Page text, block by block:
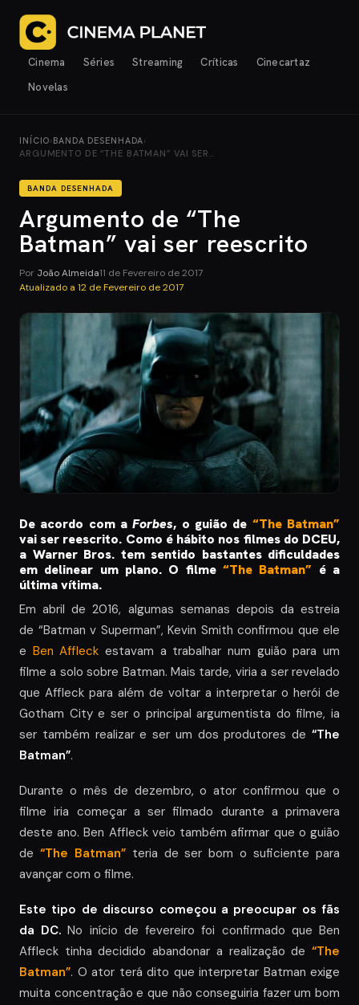
Cinema Séries Streaming Críticas
Cinecartaz
Novelas
INÍCIO› BANDA DESENHADA›
ARGUMENTO DE “THE BATMAN” VAI SER…
BANDA DESENHADA
Argumento de “The
Batman” vai ser reescrito
Por João Almeida11 de Fevereiro de 2017
Atualizado a 12 de Fevereiro de 2017
De acordo com aForbes, o guião de “The Batman”
vai ser reescrito. Como é hábito nos filmes do DCEU,
a Warner Bros. tem sentido bastantes dificuldades
em delinear um plano. O filme “The Batman” é a
última vítima.
Em abril de 2016, algumas semanas depois da estreia
de “Batman v Superman”, Kevin Smith confirmou que ele
e Ben Affleck estavam a trabalhar num guião para um
filme a solo sobre Batman. Mais tarde, viria a ser revelado
que Affleck para além de voltar a interpretar o herói de
Gotham City e ser o principal argumentista do filme, ia
ser também realizar e ser um dos produtores de “The
Batman”.
Durante o mês de dezembro, o ator confirmou que o
filme iria começar a ser filmado durante a primavera
deste ano. Ben Affleck veio também afirmar que o guião
de “The Batman”teria de ser bom o suficiente para
avançar com o filme.
Este tipo de discurso começou a preocupar os fãs
da DC. No início de fevereiro foi confirmado que Ben
Affleck tinha decidido abandonar a realização de “The
Batman”. O ator terá dito que interpretar Batman exige
muita concentração e que não conseguiria fazer um bom